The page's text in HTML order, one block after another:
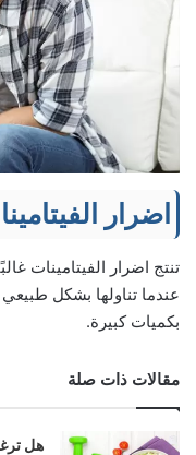
اضرار
تنتج اضرار الفيتامينات
عندما تناولها بشكل
بكميات كبيرة.
مقالات ذات صلة
هل